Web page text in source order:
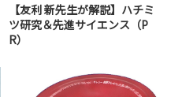
【友利 新先生が解説】ハチミ
ツ研究＆先進サイエンス（P
R）